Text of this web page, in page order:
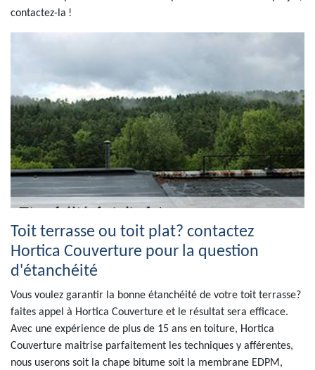
contactez-la !
Toit terrasse ou toit plat? contactez
Hortica Couverture pour la question
d'étanchéité
Vous voulez garantir la bonne étanchéité de votre toit terrasse?
faites appel à Hortica Couverture et le résultat sera efficace.
Avec une expérience de plus de 15 ans en toiture, Hortica
Couverture maitrise parfaitement les techniques y afférentes,
nous userons soit la chape bitume soit la membrane EDPM,